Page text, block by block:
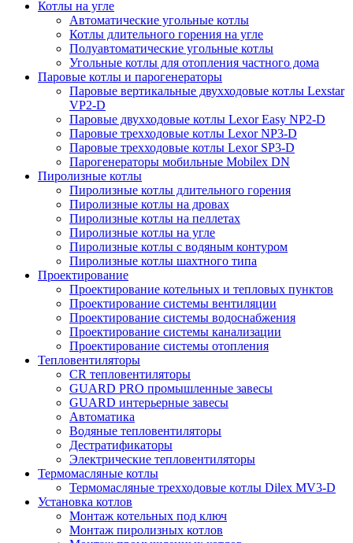
Котлы на угле
Автоматические угольные котлы
Котлы длительного горения на угле
Полуавтоматические угольные котлы
Угольные котлы для отопления частного дома
Паровые котлы и парогенераторы
Паровые вертикальные двухходовые котлы Lexstar
VP2-D
Паровые двухходовые котлы Lexor Easy NP2-D
Паровые трехходовые котлы Lexor NP3-D
Паровые трехходовые котлы Lexor SP3-D
Парогенераторы мобильные Mobilex DN
Пиролизные котлы
Пиролизные котлы длительного горения
Пиролизные котлы на дровах
Пиролизные котлы на пеллетах
Пиролизные котлы на угле
Пиролизные котлы с водяным контуром
Пиролизные котлы шахтного типа
Проектирование
Проектирование котельных и тепловых пунктов
Проектирование системы вентиляции
Проектирование системы водоснабжения
Проектирование системы канализации
Проектирование системы отопления
Тепловентиляторы
CR тепловентиляторы
GUARD PRO промышленные завесы
GUARD интерьерные завесы
Автоматика
Водяные тепловентиляторы
Дестратификаторы
Электрические тепловентиляторы
Термомасляные котлы
Термомасляные трехходовые котлы Dilex MV3-D
Установка котлов
Монтаж котельных под ключ
Монтаж пиролизных котлов